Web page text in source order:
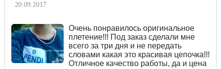
20.09.2017
Очень понравилось оригинальное
плетение!!! Под заказ сделали мне
всего за три дня и не передать
словами какая это красивая цепочка!!!
Отличное качество работы, да и цена